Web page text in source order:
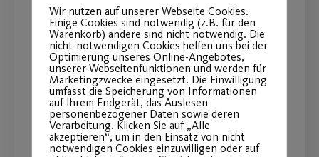
Kanalarbeiten und
Zufahrtsbeschränkungen
zum Sportpark Ebensee
Start der Kanalarbeiten ab Mitte
September 2024
Wir nutzen auf unserer Webseite Cookies.
Einige Cookies sind notwendig (z.B. für den
Warenkorb) andere sind nicht notwendig. Die
nicht-notwendigen Cookies helfen uns bei der
Optimierung unseres Online-Angebotes,
unserer Webseitenfunktionen und werden für
Marketingzwecke eingesetzt. Die Einwilligung
umfasst die Speicherung von Informationen
auf Ihrem Endgerät, das Auslesen
personenbezogener Daten sowie deren
Verarbeitung. Klicken Sie auf „Alle
akzeptieren“, um in den Einsatz von nicht
notwendigen Cookies einzuwilligen oder auf